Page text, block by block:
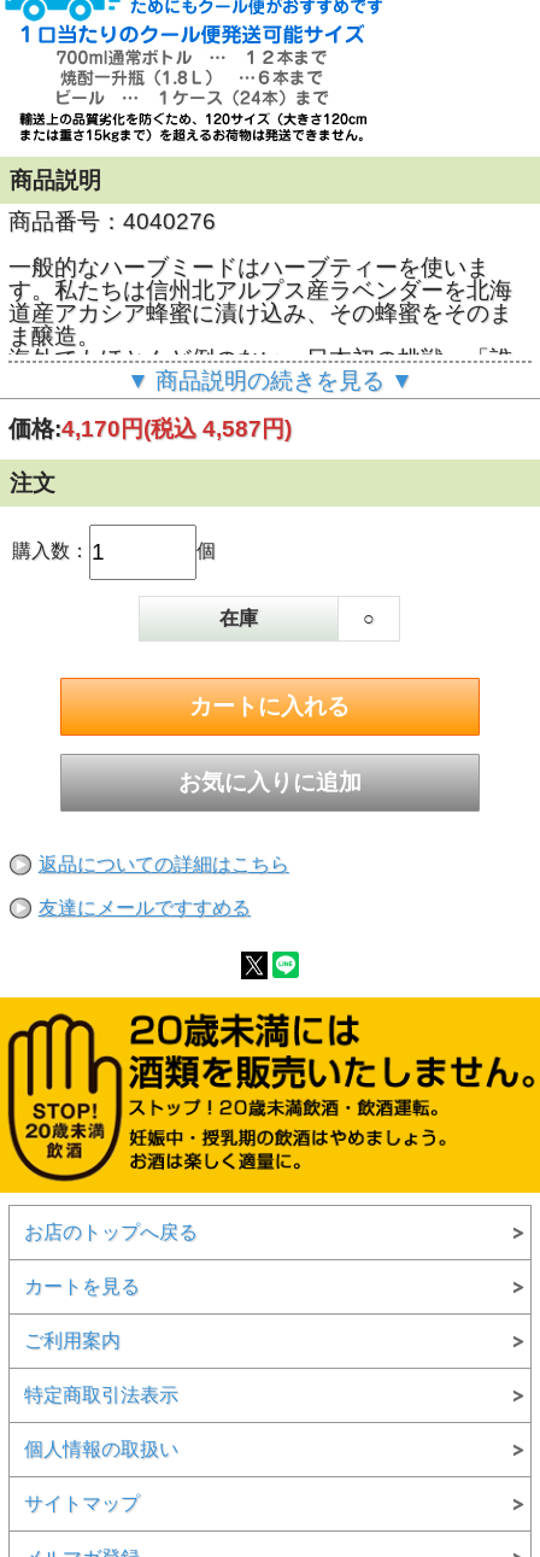
商品説明
商品番号：4040276
一般的なハーブミードはハーブティーを使いま
す。私たちは信州北アルプス産ラベンダーを北海
道産アカシア蜂蜜に漬け込み、その蜂蜜をそのま
ま醸造。
海外でもほとんど例のない、日本初の挑戦。「誰
も見たことのない一杯」を追求した1300本限定で
す。
▼ 商品説明の続きを見る ▼
価格:4,170円(税込 4,587円)
注文
購入数： 個
在庫 ○
返品についての詳細はこちら
友達にメールですすめる
お店のトップへ戻る
カートを見る
ご利用案内
特定商取引法表示
個人情報の取扱い
サイトマップ